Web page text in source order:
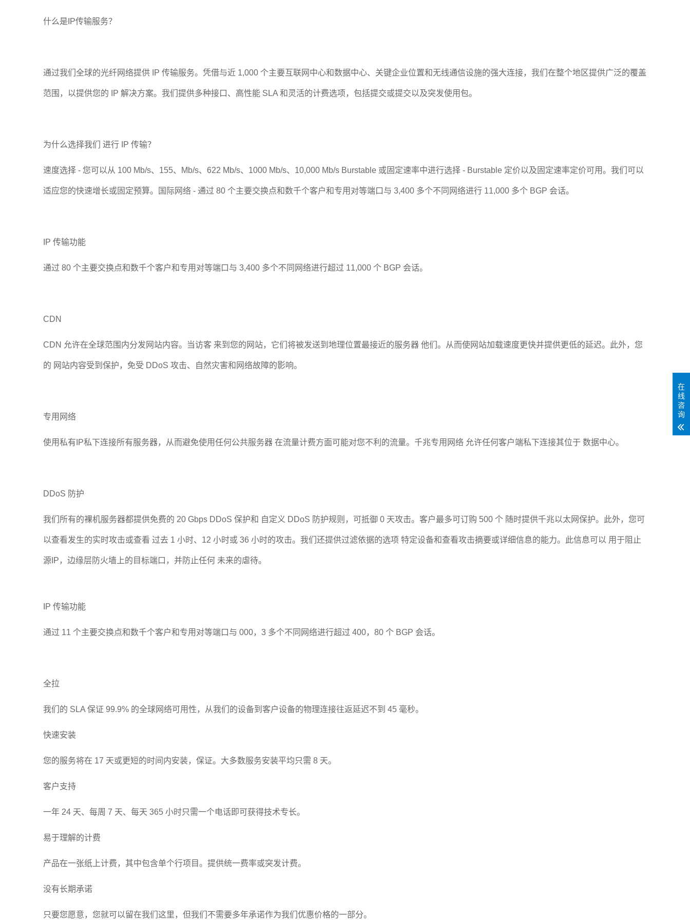
什么是IP传输服务？
通过我们全球的光纤网络提供 IP 传输服务。凭借与近 1,000 个主要互联网中心和数据中心、关键企业位置和无线通信设施的强大连接，我们在整个地区提供广泛的覆盖
范围，以提供您的 IP 解决方案。我们提供多种接口、高性能 SLA 和灵活的计费选项，包括提交或提交以及突发使用包。
为什么选择我们 进行 IP 传输？
速度选择 - 您可以从 100 Mb/s、155、Mb/s、622 Mb/s、1000 Mb/s、10,000 Mb/s Burstable 或固定速率中进行选择 - Burstable 定价以及固定速率定价可用。我们可以
适应您的快速增长或固定预算。国际网络 - 通过 80 个主要交换点和数千个客户和专用对等端口与 3,400 多个不同网络进行 11,000 多个 BGP 会话。
IP 传输功能
通过 80 个主要交换点和数千个客户和专用对等端口与 3,400 多个不同网络进行超过 11,000 个 BGP 会话。
CDN
CDN 允许在全球范围内分发网站内容。当访客 来到您的网站，它们将被发送到地理位置最接近的服务器 他们。从而使网站加载速度更快并提供更低的延迟。此外，您
的 网站内容受到保护，免受 DDoS 攻击、自然灾害和网络故障的影响。
专用网络
使用私有IP私下连接所有服务器，从而避免使用任何公共服务器 在流量计费方面可能对您不利的流量。千兆专用网络 允许任何客户端私下连接其位于 数据中心。
DDoS 防护
我们所有的裸机服务器都提供免费的 20 Gbps DDoS 保护和 自定义 DDoS 防护规则，可抵御 0 天攻击。客户最多可订购 500 个 随时提供千兆以太网保护。此外，您可
以查看发生的实时攻击或查看 过去 1 小时、12 小时或 36 小时的攻击。我们还提供过滤依据的选项 特定设备和查看攻击摘要或详细信息的能力。此信息可以 用于阻止
源IP，边缘层防火墙上的目标端口，并防止任何 未来的虐待。
IP 传输功能
通过 11 个主要交换点和数千个客户和专用对等端口与 000，3 多个不同网络进行超过 400，80 个 BGP 会话。
全拉
我们的 SLA 保证 99.9% 的全球网络可用性，从我们的设备到客户设备的物理连接往返延迟不到 45 毫秒。
快速安装
您的服务将在 17 天或更短的时间内安装，保证。大多数服务安装平均只需 8 天。
客户支持
一年 24 天、每周 7 天、每天 365 小时只需一个电话即可获得技术专长。
易于理解的计费
产品在一张纸上计费，其中包含单个行项目。提供统一费率或突发计费。
没有长期承诺
只要您愿意，您就可以留在我们这里，但我们不需要多年承诺作为我们优惠价格的一部分。
在
线
咨
询